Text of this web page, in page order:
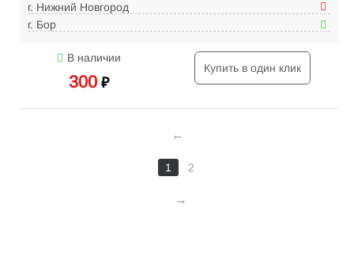
г. Нижний Новгород
г. Бор
В наличии
300 ₽
Купить в один клик
1 2